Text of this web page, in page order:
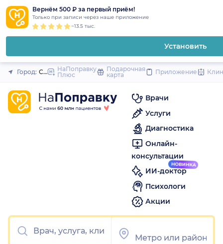
Вернём 500 ₽ за первый приём!
Только при записи через наше приложение
~13.5 тыс.
Установить
Закрыть
Город: Санкт-Петербург
НаПоправку
Плюс
Подарочная
карта
Приложение
Врачи
Услуги
Диагностика
Онлайн-
консультации
ИИ-доктор
Психологи
Акции